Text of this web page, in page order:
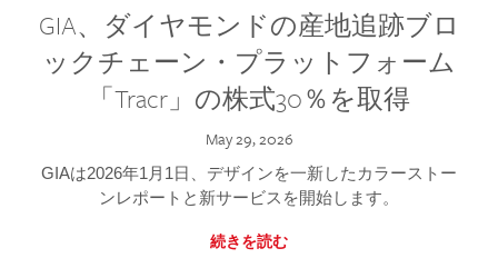
GIA、ダイヤモンドの産地追跡ブロ
ックチェーン・プラットフォーム
「Tracr」の株式30％を取得
May 29, 2026
GIAは2026年1月1日、デザインを一新したカラーストー
ンレポートと新サービスを開始します。
続きを読む